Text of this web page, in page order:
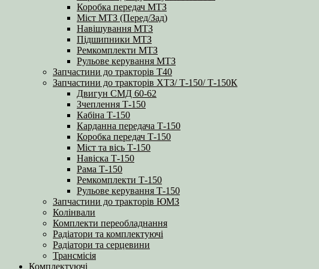
Коробка передач МТЗ
Міст МТЗ (Перед/Зад)
Навішування МТЗ
Підшипники МТЗ
Ремкомплекти МТЗ
Рульове керування МТЗ
Запчастини до тракторів Т40
Запчастини до тракторів ХТЗ/ Т-150/ Т-150К
Двигун СМД 60-62
Зчеплення Т-150
Кабіна Т-150
Карданна передача Т-150
Коробка передач Т-150
Міст та вісь Т-150
Навіска Т-150
Рама Т-150
Ремкомплекти Т-150
Рульове керування Т-150
Запчастини до тракторів ЮМЗ
Колінвали
Комплекти переобладнання
Радіатори та комплектуючі
Радіатори та серцевини
Трансмісія
Комплектуючі